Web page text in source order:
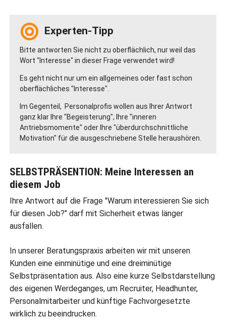
Experten-Tipp
Bitte antworten Sie nicht zu oberflächlich, nur weil das
Wort "Interesse" in dieser Frage verwendet wird!
Es geht nicht nur um ein allgemeines oder fast schon
oberflächliches "Interesse".
Im Gegenteil, Personalprofis wollen aus Ihrer Antwort
ganz klar Ihre "Begeisterung", Ihre "inneren
Antriebsmomente" oder Ihre "überdurchschnittliche
Motivation" für die ausgeschriebene Stelle heraushören.
SELBSTPRÄSENTION: Meine Interessen an
diesem Job
Ihre Antwort auf die Frage "Warum interessieren Sie sich
für diesen Job?" darf mit Sicherheit etwas länger
ausfallen.
In unserer Beratungspraxis arbeiten wir mit unseren
Kunden eine einminütige und eine dreiminütige
Selbstpräsentation aus. Also eine kurze Selbstdarstellung
des eigenen Werdeganges, um Recruiter, Headhunter,
Personalmitarbeiter und künftige Fachvorgesetzte
wirklich zu beeindrucken.